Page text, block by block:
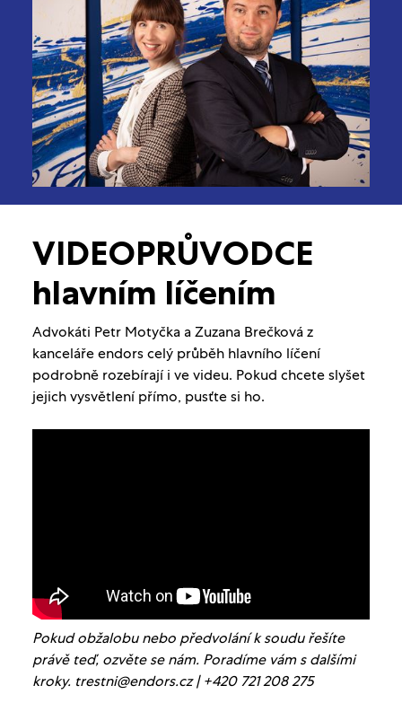
VIDEOPRŮVODCE
hlavním líčením
Advokáti Petr Motyčka a Zuzana Brečková z
kanceláře endors celý průběh hlavního líčení
podrobně rozebírají i ve videu. Pokud chcete slyšet
jejich vysvětlení přímo, pusťte si ho.
Pokud obžalobu nebo předvolání k soudu řešíte
právě teď, ozvěte se nám. Poradíme vám s dalšími
kroky. trestni@endors.cz | +420 721 208 275